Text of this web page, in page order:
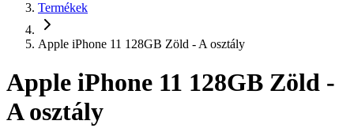
Termékek
Apple iPhone 11 128GB Zöld - A osztály
Apple iPhone 11 128GB Zöld -
A osztály